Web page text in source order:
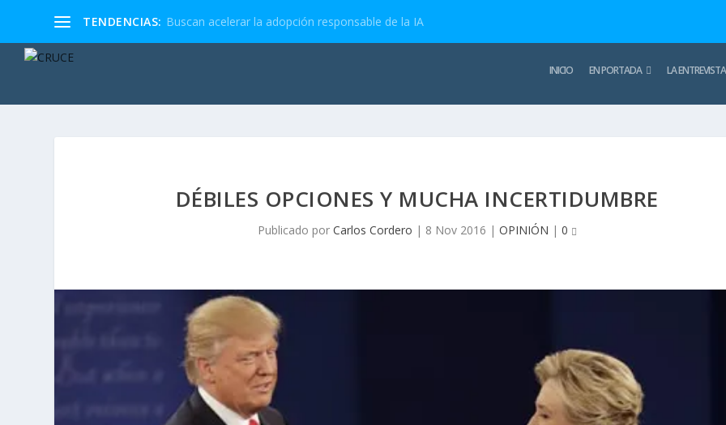
TENDENCIAS: Buscan acelerar la adopción responsable de la IA
INICIO EN PORTADA LA ENTREVISTA
DÉBILES OPCIONES Y MUCHA INCERTIDUMBRE
Publicado por Carlos Cordero | 8 Nov 2016 | OPINIÓN | 0